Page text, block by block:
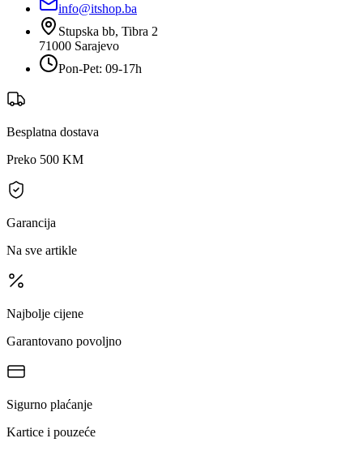
info@itshop.ba
Stupska bb, Tibra 2
71000 Sarajevo
Pon-Pet: 09-17h
Besplatna dostava
Preko 500 KM
Garancija
Na sve artikle
Najbolje cijene
Garantovano povoljno
Sigurno plaćanje
Kartice i pouzeće